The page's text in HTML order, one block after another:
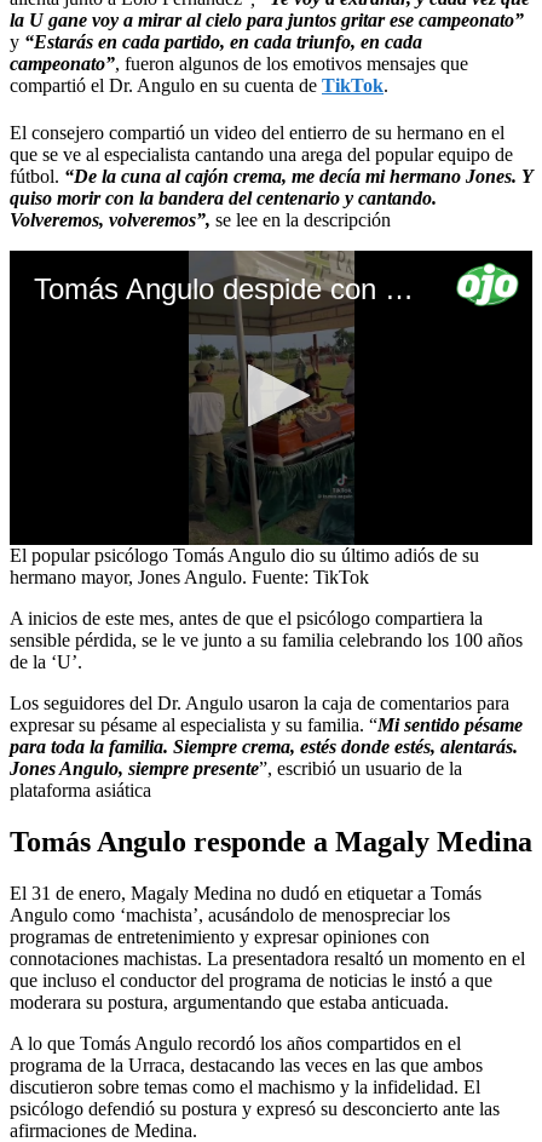
la U gane voy a mirar al cielo para juntos gritar ese campeonato”
y “Estarás en cada partido, en cada triunfo, en cada
campeonato”, fueron algunos de los emotivos mensajes que
compartió el Dr. Angulo en su cuenta de TikTok.
El consejero compartió un video del entierro de su hermano en el
que se ve al especialista cantando una arega del popular equipo de
fútbol. “De la cuna al cajón crema, me decía mi hermano Jones. Y
quiso morir con la bandera del centenario y cantando.
Volveremos, volveremos”, se lee en la descripción
Tomás Angulo despide con emotiva arenga a su hermano fallecido
0
seconds
39
seconds
El popular psicólogo Tomás Angulo dio su último adiós de su
hermano mayor, Jones Angulo. Fuente: TikTok
A inicios de este mes, antes de que el psicólogo compartiera la
sensible pérdida, se le ve junto a su familia celebrando los 100 años
de la ‘U’.
Los seguidores del Dr. Angulo usaron la caja de comentarios para
expresar su pésame al especialista y su familia. “Mi sentido pésame
para toda la familia. Siempre crema, estés donde estés, alentarás.
Jones Angulo, siempre presente”, escribió un usuario de la
plataforma asiática
Tomás Angulo responde a Magaly Medina
El 31 de enero, Magaly Medina no dudó en etiquetar a Tomás
Angulo como ‘machista’, acusándolo de menospreciar los
programas de entretenimiento y expresar opiniones con
connotaciones machistas. La presentadora resaltó un momento en el
que incluso el conductor del programa de noticias le instó a que
moderara su postura, argumentando que estaba anticuada.
A lo que Tomás Angulo recordó los años compartidos en el
programa de la Urraca, destacando las veces en las que ambos
discutieron sobre temas como el machismo y la infidelidad. El
psicólogo defendió su postura y expresó su desconcierto ante las
afirmaciones de Medina.